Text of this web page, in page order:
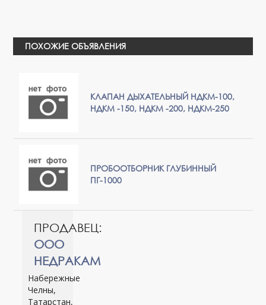
ПОХОЖИЕ ОБЪЯВЛЕНИЯ
КЛАПАН ДЫХАТЕЛЬНЫЙ НДКМ-100,
НДКМ -150, НДКМ -200, НДКМ-250
ПРОБООТБОРНИК ГЛУБИННЫЙ
ПГ-1000
ПРОДАВЕЦ:
ООО
НЕДРАКАМ
Набережные
Челны,
Татарстан,